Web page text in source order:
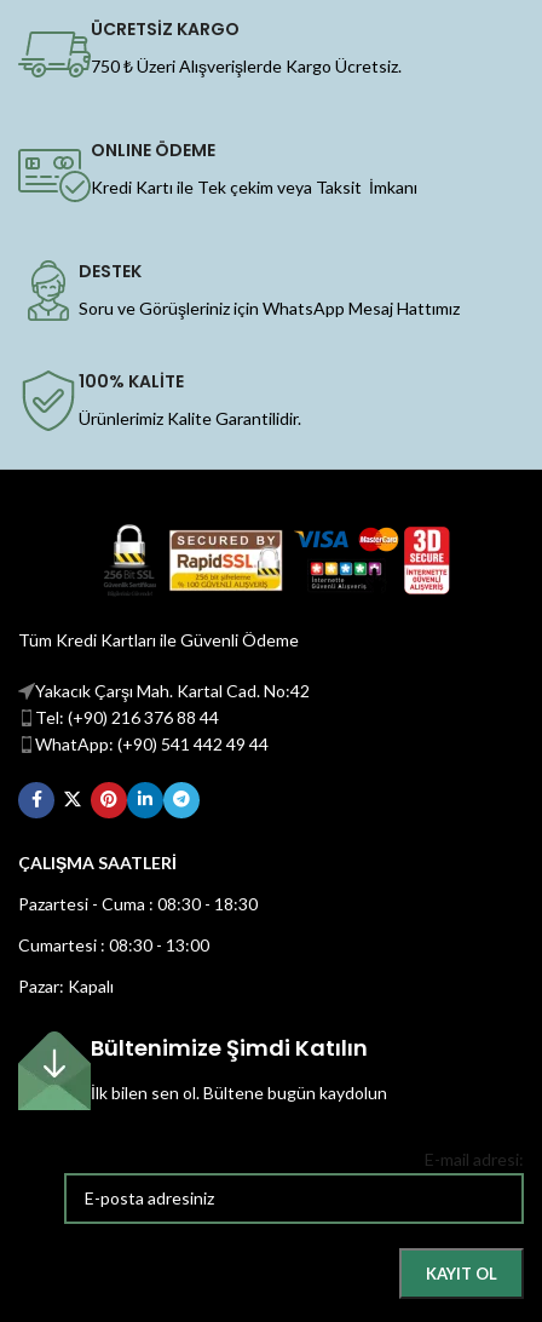
ÜCRETSİZ KARGO
750 ₺ Üzeri Alışverişlerde Kargo Ücretsiz.
ONLINE ÖDEME
Kredi Kartı ile Tek çekim veya Taksit İmkanı
DESTEK
Soru ve Görüşleriniz için WhatsApp Mesaj Hattımız
100% KALİTE
Ürünlerimiz Kalite Garantilidir.
Tüm Kredi Kartları ile Güvenli Ödeme
Yakacık Çarşı Mah. Kartal Cad. No:42
Tel: (+90) 216 376 88 44
WhatApp: (+90) 541 442 49 44
ÇALIŞMA SAATLERİ
Pazartesi - Cuma : 08:30 - 18:30
Cumartesi : 08:30 - 13:00
Pazar: Kapalı
Bültenimize Şimdi Katılın
İlk bilen sen ol.Bültene bugün kaydolun
E-mail adresi: